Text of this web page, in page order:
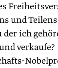
und
ich
verkaufe?